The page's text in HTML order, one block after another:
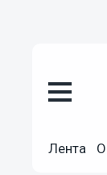
Лента